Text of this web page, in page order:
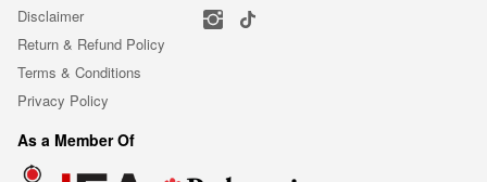
Disclaimer
Return & Refund Policy
Terms & Conditions
Privacy Policy
As a Member Of